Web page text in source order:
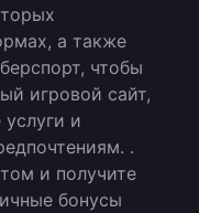
а также
чтобы
игровой сайт,
и
.
и получите
бонусы